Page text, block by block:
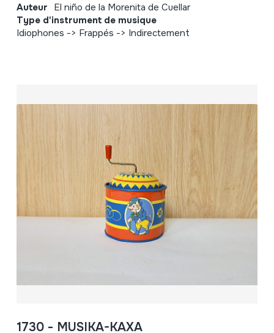
Auteur El niño de la Morenita de Cuellar
Type d'instrument de musique
Idiophones -> Frappés -> Indirectement
1730 - MUSIKA-KAXA